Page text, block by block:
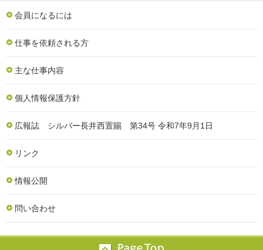
会員になるには
仕事を依頼される方
主な仕事内容
個人情報保護方針
広報誌 シルバー長井西置賜 第34号 令和7年9月1日
リンク
情報公開
問い合わせ